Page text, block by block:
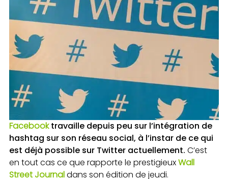
Facebooktravaille depuis peu sur l’intégration de
hashtag sur son réseau social, à l’instar de ce qui
est déjà possible sur Twitter actuellement. C’est
en tout cas ce que rapporte le prestigieuxWall
Street Journaldans son édition de jeudi.